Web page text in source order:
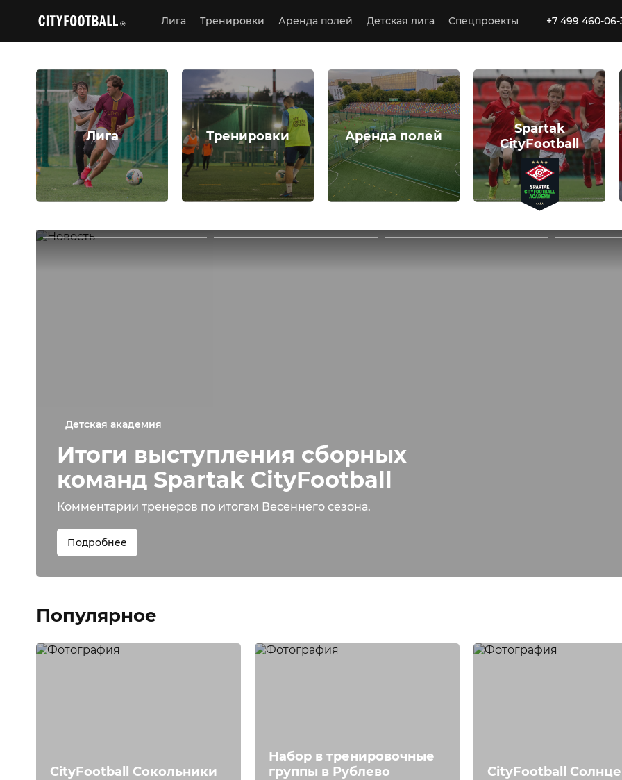
Лига Тренировки Аренда полей Детская лига Спецпроекты +7 499 460-06-
Лига Тренировки Аренда полей
Spartak
CityFootball
Детская академия
Итоги выступления сборных
команд Spartak CityFootball
Комментарии тренеров по итогам Весеннего сезона.
Подробнее
Популярное
CityFootball Сокольники
Набор в тренировочные
группы в Рублево
CityFootball